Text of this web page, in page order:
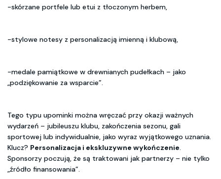
-skórzane portfele lub etui z tłoczonym herbem,
-stylowe notesy z personalizacją imienną i klubową,
-medale pamiątkowe w drewnianych pudełkach – jako
„podziękowanie za wsparcie”.
Tego typu upominki można wręczać przy okazji ważnych
wydarzeń – jubileuszu klubu, zakończenia sezonu, gali
sportowej lub indywidualnie, jako wyraz wyjątkowego uznania.
Klucz? Personalizacja i ekskluzywne wykończenie.
Sponsorzy poczują, że są traktowani jak partnerzy – nie tylko
„źródło finansowania”.